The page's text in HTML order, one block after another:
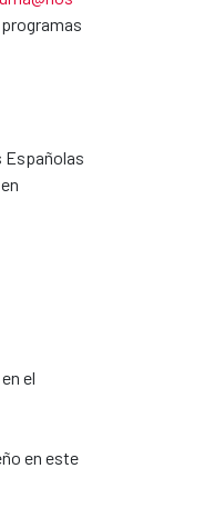
Españolas
el
en este